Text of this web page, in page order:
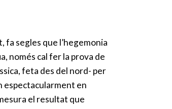
fa segles que l’hegemonia
només cal fer la prova de
feta des del nord- per
espectacularment en
el resultat que